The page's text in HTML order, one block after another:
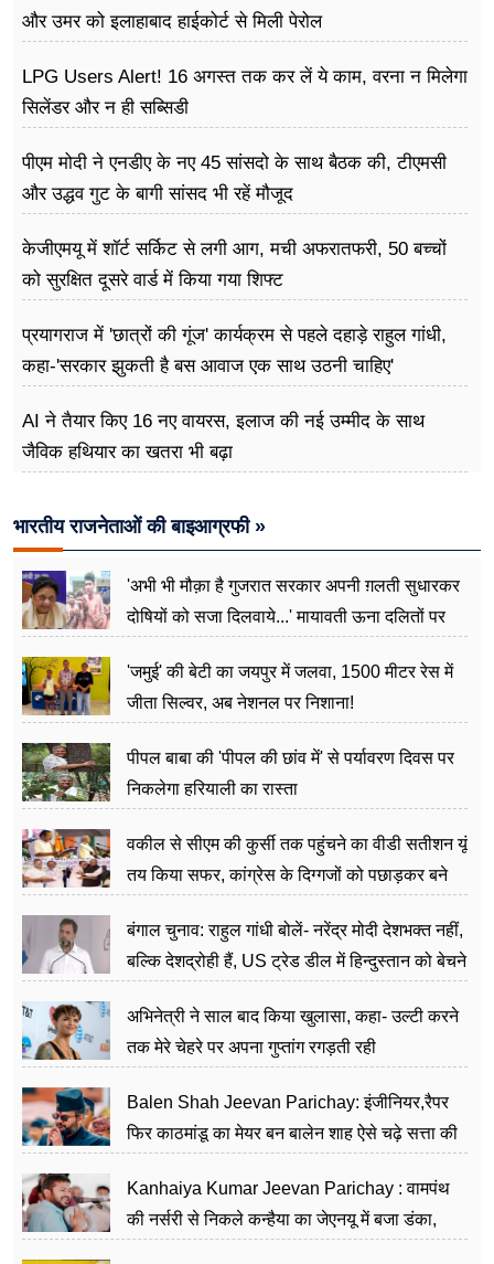
और उमर को इलाहाबाद हाईकोर्ट से मिली पेरोल
LPG Users Alert! 16 अगस्त तक कर लें ये काम, वरना न मिलेगा
सिलेंडर और न ही सब्सिडी
पीएम मोदी ने एनडीए के नए 45 सांसदो के साथ बैठक की, टीएमसी
और उद्धव गुट के बागी सांसद भी रहें मौजूद
केजीएमयू में शॉर्ट सर्किट से लगी आग, मची अफरातफरी, 50 बच्चों
को सुरक्षित दूसरे वार्ड में किया गया शिफ्ट
प्रयागराज में 'छात्रों की गूंज' कार्यक्रम से पहले दहाड़े राहुल गांधी,
कहा-'सरकार झुकती है बस आवाज एक साथ उठनी चाहिए'
AI ने तैयार किए 16 नए वायरस, इलाज की नई उम्मीद के साथ
जैविक हथियार का खतरा भी बढ़ा
भारतीय राजनेताओं की बाइआग्रफी »
'अभी भी मौक़ा है गुजरात सरकार अपनी ग़लती सुधारकर
दोषियों को सजा दिलवाये...' मायावती ऊना दलितों पर
'जमुई' की बेटी का जयपुर में जलवा, 1500 मीटर रेस में
जीता सिल्वर, अब नेशनल पर निशाना!
पीपल बाबा की 'पीपल की छांव में' से पर्यावरण दिवस पर
निकलेगा हरियाली का रास्ता
वकील से सीएम की कुर्सी तक पहुंचने का वीडी सतीशन यूं
तय किया सफर, कांग्रेस के दिग्गजों को पछाड़कर बने
बंगाल चुनाव: राहुल गांधी बोलें- नरेंद्र मोदी देशभक्त नहीं,
बल्कि देशद्रोही हैं, US ट्रेड डील में हिन्दुस्तान को बेचने
अभिनेत्री ने साल बाद किया खुलासा, कहा- उल्टी करने
तक मेरे चेहरे पर अपना गुप्तांग रगड़ती रही
Balen Shah Jeevan Parichay: इंजीनियर,रैपर
फिर काठमांडू का मेयर बन बालेन शाह ऐसे चढ़े सत्ता की
Kanhaiya Kumar Jeevan Parichay : वामपंथ
की नर्सरी से निकले कन्हैया का जेएनयू में बजा डंका,